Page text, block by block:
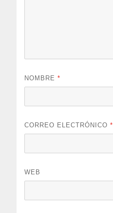
NOMBRE*
CORREO ELECTRÓNICO*
WEB